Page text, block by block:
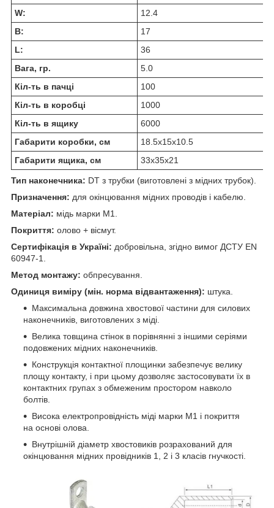
W:
12.4
В:
17
L:
36
Вага, гр.
5.0
Кіл-ть в пачці
100
Кіл-ть в коробці
1000
Кіл-ть в ящику
6000
Габарити коробки, см
18.5x15x10.5
Габарити ящика, см
33x35x21
Тип наконечника: DT з трубки (виготовлені з мідних трубок).
Призначення: для окінцювання мідних проводів і кабелю.
Матеріал: мідь марки М1.
Покриття: олово + вісмут.
Сертифікація в Україні: добровільна, згідно вимог ДСТУ EN
60947-1.
Метод монтажу: обпресування.
Одиниця виміру (мін. норма відвантаження): штука.
Максимальна довжина хвостової частини для силових
наконечників, виготовлених з міді.
Велика товщина стінок в порівнянні з іншими серіями
подовжених мідних наконечників.
Конструкція контактної площинки забезпечує велику
площу контакту, і при цьому дозволяє застосовувати їх в
контактних групах з обмеженим простором навколо
болтів.
Висока електропровідність міді марки М1 і покриття
на основі олова.
Внутрішній діаметр хвостовиків розрахований для
окінцювання мідних провідників 1, 2 і 3 класів гнучкості.